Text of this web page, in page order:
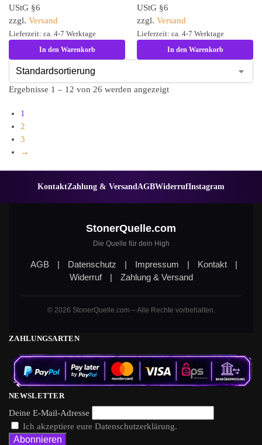
UStG §6
zzgl. Versand
Lieferzeit: ca. 4-7 Werktage
In den Warenkorb
UStG §6
zzgl. Versand
Lieferzeit: ca. 4-7 Werktage
In den Warenkorb
Ergebnisse 1 – 12 von 26 werden angezeigt
1
2
3
→
KontaktZahlung & VersandAGBWiderrufInstagram
StonerQuelle.com
Die Quelle für dein High
AGB | Datenschutz | Impressum | Kontakt
|
Widerruf
| Zahlung & Versand
© 2026 StonerQuelle.com – Alle Rechte vorbehalten.
ZAHLUNGSARTEN
NEWSLETTER
Deine E-Mail-Adresse
Ich akzeptiere eure Datenschutzerklärung.